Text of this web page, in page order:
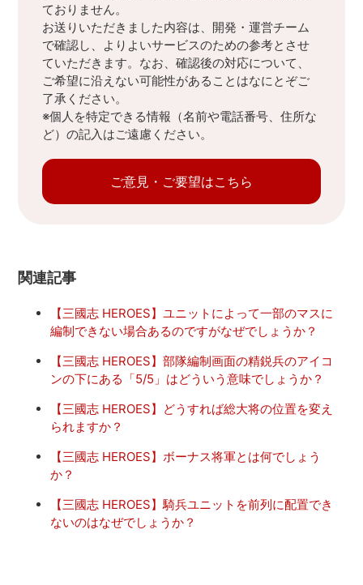
ておりません。
お送りいただきました内容は、開発・運営チーム
で確認し、よりよいサービスのための参考とさせ
ていただきます。なお、確認後の対応について、
ご希望に沿えない可能性があることはなにとぞご
了承ください。
※個人を特定できる情報（名前や電話番号、住所な
ど）の記入はご遠慮ください。
ご意見・ご要望はこちら
関連記事
【三國志 HEROES】ユニットによって一部のマスに
編制できない場合あるのですがなぜでしょうか？
【三國志 HEROES】部隊編制画面の精鋭兵のアイコ
ンの下にある「5/5」はどういう意味でしょうか？
【三國志 HEROES】どうすれば総大将の位置を変え
られますか？
【三國志 HEROES】ボーナス将軍とは何でしょう
か？
【三國志 HEROES】騎兵ユニットを前列に配置でき
ないのはなぜでしょうか？